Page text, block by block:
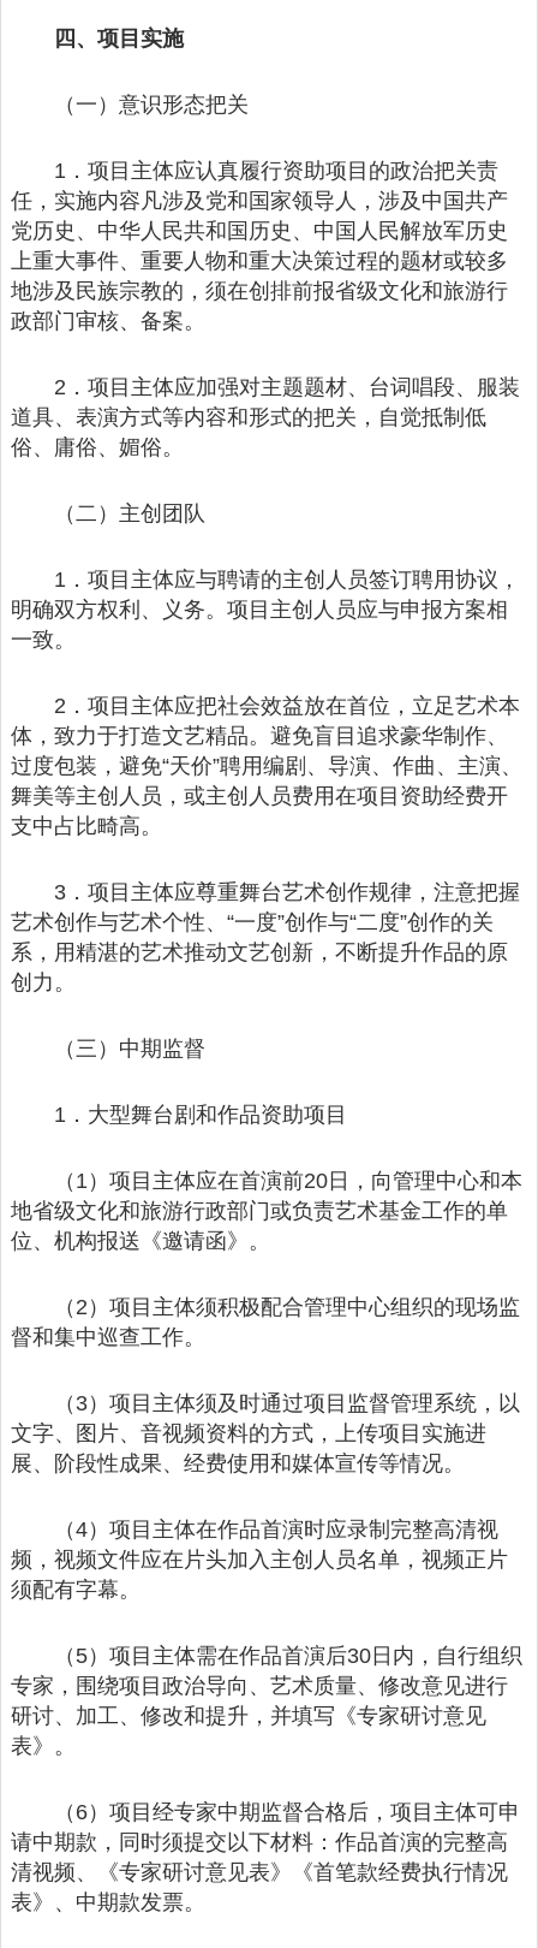
四、项目实施
（一）意识形态把关
1．项目主体应认真履行资助项目的政治把关责
任，实施内容凡涉及党和国家领导人，涉及中国共产
党历史、中华人民共和国历史、中国人民解放军历史
上重大事件、重要人物和重大决策过程的题材或较多
地涉及民族宗教的，须在创排前报省级文化和旅游行
政部门审核、备案。
2．项目主体应加强对主题题材、台词唱段、服装
道具、表演方式等内容和形式的把关，自觉抵制低
俗、庸俗、媚俗。
（二）主创团队
1．项目主体应与聘请的主创人员签订聘用协议，
明确双方权利、义务。项目主创人员应与申报方案相
一致。
2．项目主体应把社会效益放在首位，立足艺术本
体，致力于打造文艺精品。避免盲目追求豪华制作、
过度包装，避免“天价”聘用编剧、导演、作曲、主演、
舞美等主创人员，或主创人员费用在项目资助经费开
支中占比畸高。
3．项目主体应尊重舞台艺术创作规律，注意把握
艺术创作与艺术个性、“一度”创作与“二度”创作的关
系，用精湛的艺术推动文艺创新，不断提升作品的原
创力。
（三）中期监督
1．大型舞台剧和作品资助项目
（1）项目主体应在首演前20日，向管理中心和本
地省级文化和旅游行政部门或负责艺术基金工作的单
位、机构报送《邀请函》。
（2）项目主体须积极配合管理中心组织的现场监
督和集中巡查工作。
（3）项目主体须及时通过项目监督管理系统，以
文字、图片、音视频资料的方式，上传项目实施进
展、阶段性成果、经费使用和媒体宣传等情况。
（4）项目主体在作品首演时应录制完整高清视
频，视频文件应在片头加入主创人员名单，视频正片
须配有字幕。
（5）项目主体需在作品首演后30日内，自行组织
专家，围绕项目政治导向、艺术质量、修改意见进行
研讨、加工、修改和提升，并填写《专家研讨意见
表》。
（6）项目经专家中期监督合格后，项目主体可申
请中期款，同时须提交以下材料：作品首演的完整高
清视频、《专家研讨意见表》《首笔款经费执行情况
表》、中期款发票。